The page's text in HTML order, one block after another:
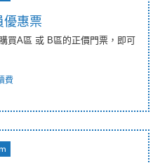
優惠票
買A區 或 B區的正價門票，即可
費